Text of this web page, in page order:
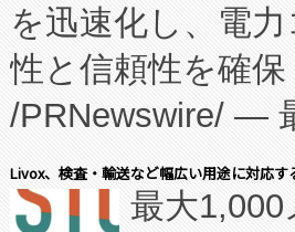
従来のフェッド
に、患者やサプ
キー方式で拡張
す。FCCM‑を活
患者にとっての
を迅速化し、電
性と信頼性を確
/PRNewswire/ —
会社エーアイ・
President原信平
Livox、検査・輸送など幅広い用途に対応す
最大